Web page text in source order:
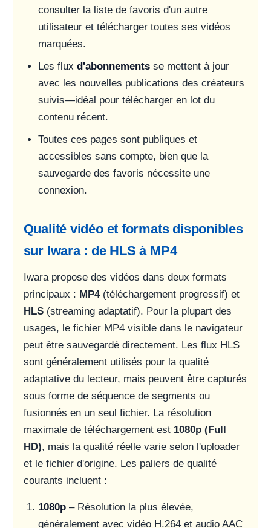
consulter la liste de favoris d'un autre
utilisateur et télécharger toutes ses vidéos
marquées.
Les flux d'abonnementsse mettent à jour
avec les nouvelles publications des créateurs
suivis—idéal pour télécharger en lot du
contenu récent.
Toutes ces pages sont publiques et
accessibles sans compte, bien que la
sauvegarde des favoris nécessite une
connexion.
Qualité vidéo et formats disponibles
sur Iwara : de HLS à MP4
Iwara propose des vidéos dans deux formats
principaux : MP4(téléchargement progressif) et
HLS(streaming adaptatif). Pour la plupart des
usages, le fichier MP4 visible dans le navigateur
peut être sauvegardé directement. Les flux HLS
sont généralement utilisés pour la qualité
adaptative du lecteur, mais peuvent être capturés
sous forme de séquence de segments ou
fusionnés en un seul fichier. La résolution
maximale de téléchargement est 1080p (Full
HD), mais la qualité réelle varie selon l'uploader
et le fichier d'origine. Les paliers de qualité
courants incluent :
1080p– Résolution la plus élevée,
généralement avec vidéo H.264 et audio AAC